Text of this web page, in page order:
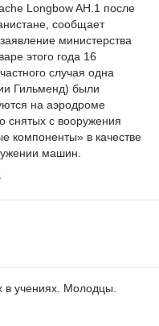
Longbow AH.1 после
сообщает
министерства
этого года 16
случая одна
Гильменд) были
на аэродроме
снятых с вооружения
компоненты» в качестве
машин.
в учениях. Молодцы.